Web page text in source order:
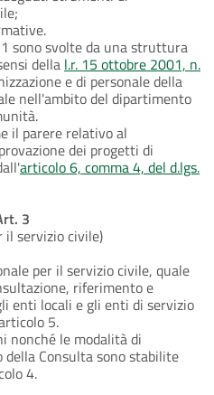
sono svolte da una struttura
della l.r. 15 ottobre 2001, n.
e di personale della
nell'ambito del dipartimento
il parere relativo al
dei progetti di
articolo 6, comma 4, del d.lgs.
3
il servizio civile)
per il servizio civile, quale
riferimento e
enti locali e gli enti di servizio
5.
nonché le modalità di
Consulta sono stabilite
4.